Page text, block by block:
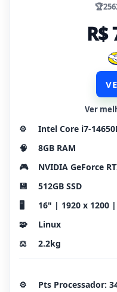
🏆
R$
Ver
⚙️
Intel Core i7-
🧠
8GB RAM
🎮
NVIDIA GeForce
💾
512GB SSD
🖥️
16" | 1920 x 1200
🧩
Linux
⚖️
2.2kg
⚙️
Pts Processador: